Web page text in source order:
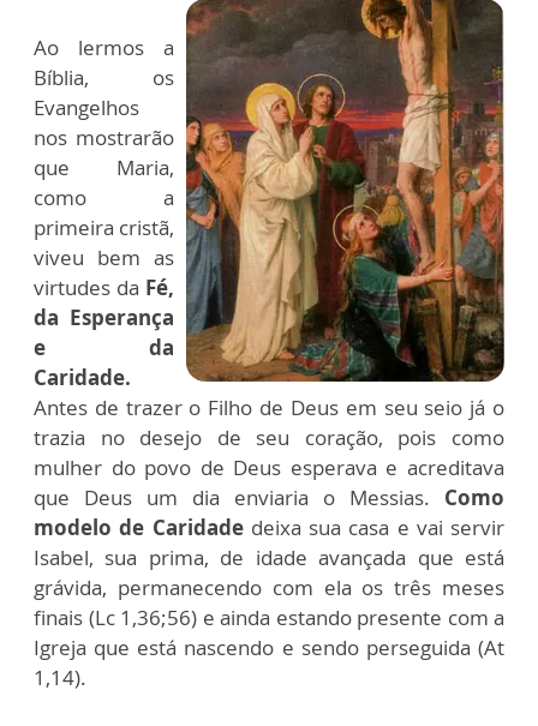
Ao lermos a
Bíblia, os
Evangelhos
nos mostrarão
que Maria,
como a
primeira cristã,
viveu bem as
virtudes da Fé,
da Esperança
e da
Caridade.
Antes de trazer o Filho de Deus em seu seio já o
trazia no desejo de seu coração, pois como
mulher do povo de Deus esperava e acreditava
que Deus um dia enviaria o Messias. Como
modelo de Caridadedeixa sua casa e vai servir
Isabel, sua prima, de idade avançada que está
grávida, permanecendo com ela os três meses
finais (Lc 1,36;56) e ainda estando presente com a
Igreja que está nascendo e sendo perseguida (At
1,14).